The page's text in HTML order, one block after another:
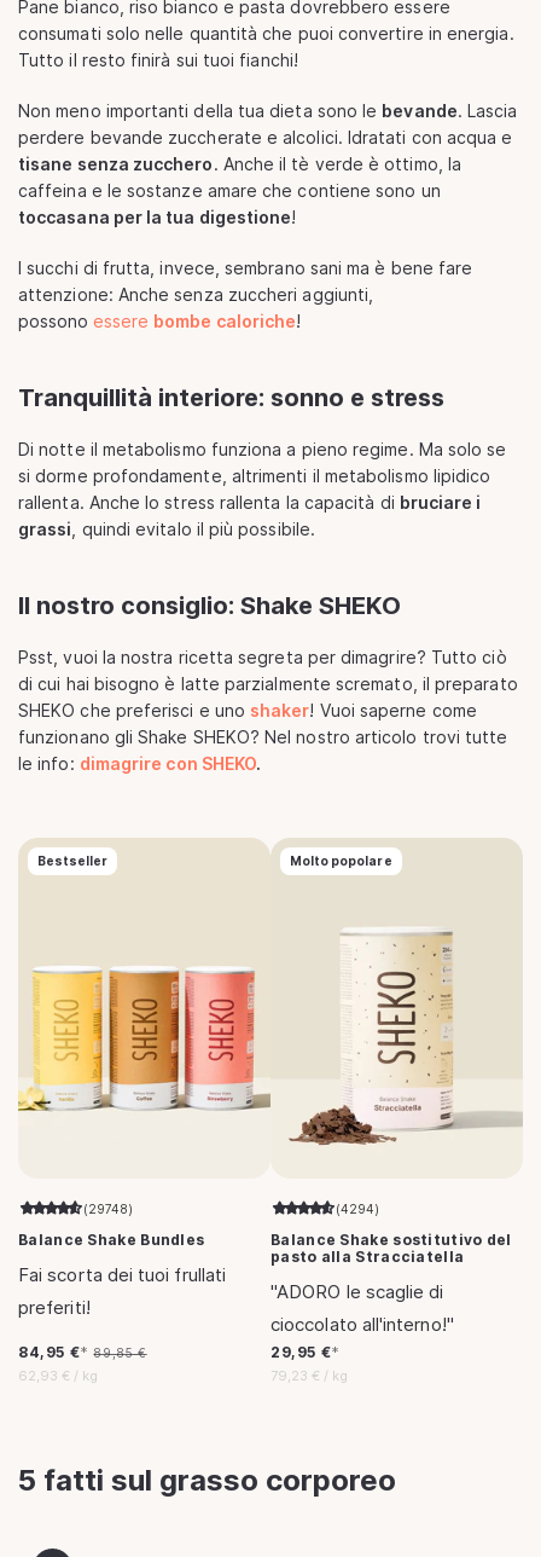
Pane bianco, riso bianco e pasta dovrebbero essere
consumati solo nelle quantità che puoi convertire in energia.
Tutto il resto finirà sui tuoi fianchi!
Non meno importanti della tua dieta sono le bevande. Lascia
perdere bevande zuccherate e alcolici. Idratati con acqua e
tisane senza zucchero. Anche il tè verde è ottimo, la
caffeina e le sostanze amare che contiene sono un
toccasana per la tua digestione!
I succhi di frutta, invece, sembrano sani ma è bene fare
attenzione: Anche senza zuccheri aggiunti,
possono essere bombe caloriche!
Tranquillità interiore: sonno e stress
Di notte il metabolismo funziona a pieno regime. Ma solo se
si dorme profondamente, altrimenti il metabolismo lipidico
rallenta. Anche lo stress rallenta la capacità di bruciare i
grassi , quindi evitalo il più possibile.
Il nostro consiglio: Shake SHEKO
Psst, vuoi la nostra ricetta segreta per dimagrire? Tutto ciò
di cui hai bisogno è latte parzialmente scremato, il preparato
SHEKO che preferisci e uno shaker! Vuoi saperne come
funzionano gli Shake SHEKO? Nel nostro articolo trovi tutte
le info: dimagrire con SHEKO.
Bestseller
(29748)
Balance Shake Bundles
Fai scorta dei tuoi frullati
preferiti!
Prezzo
scontato
84,95 €* Prezzo
di
89,85 €
Prezzo
62,93 € / per
kg
Molto popolare
Aggiungi al carrello
(4294)
Balance Shake sostitutivo del
pasto alla Stracciatella
"ADORO le scaglie di
cioccolato all'interno!"
Prezzo
di
29,95 €*
Prezzo
79,23 € / per
kg
5 fatti sul grasso corporeo